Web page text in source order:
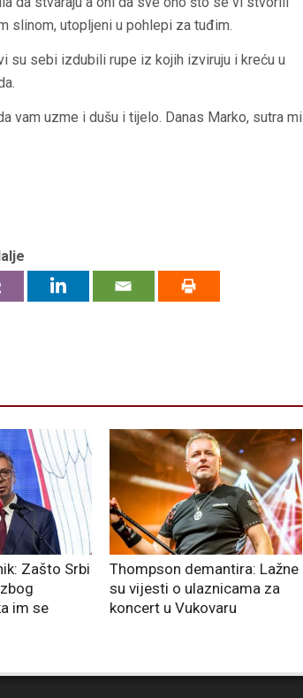
slinom, utopljeni u pohlepi za tuđim.
su sebi izdubili rupe iz kojih izviruju i kreću u
vam uzme i dušu i tijelo. Danas Marko, sutra mi
Zašto Srbi
im se
Thompson demantira: Lažne
su vijesti o ulaznicama za
koncert u Vukovaru